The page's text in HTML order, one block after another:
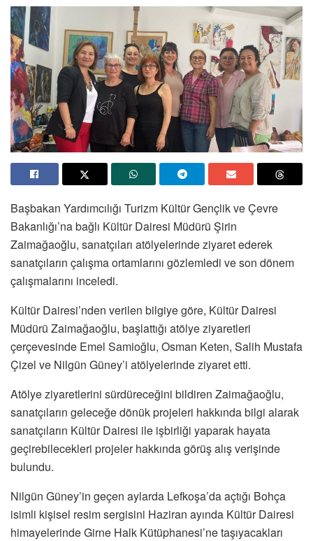
Başbakan Yardımcılığı Turizm Kültür Gençlik ve Çevre
Bakanlığı’na bağlı Kültür Dairesi Müdürü Şirin
Zaimağaoğlu, sanatçıları atölyelerinde ziyaret ederek
sanatçıların çalışma ortamlarını gözlemledi ve son dönem
çalışmalarını inceledi.
Kültür Dairesi’nden verilen bilgiye göre, Kültür Dairesi
Müdürü Zaimağaoğlu, başlattığı atölye ziyaretleri
çerçevesinde Emel Samioğlu, Osman Keten, Salih Mustafa
Çizel ve Nilgün Güney’i atölyelerinde ziyaret etti.
Atölye ziyaretlerini sürdüreceğini bildiren Zaimağaoğlu,
sanatçıların geleceğe dönük projeleri hakkında bilgi alarak
sanatçıların Kültür Dairesi ile işbirliği yaparak hayata
geçirebilecekleri projeler hakkında görüş alış verişinde
bulundu.
Nilgün Güney’in geçen aylarda Lefkoşa’da açtığı Bohça
isimli kişisel resim sergisini Haziran ayında Kültür Dairesi
himayelerinde Girne Halk Kütüphanesi’ne taşıyacakları